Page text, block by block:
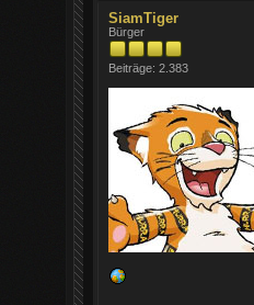
SiamTiger
Bürger
Beiträge: 2.383